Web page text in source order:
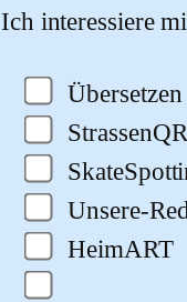
Ich interessiere
Übersetzen
StrassenQR
Unsere-
HeimART